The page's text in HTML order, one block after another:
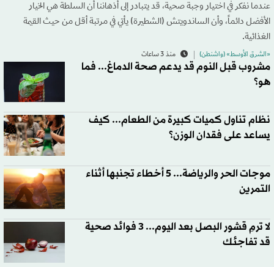
عندما نفكر في اختيار وجبة صحية، قد يتبادر إلى أذهاننا أن السلطة هي الخيار
الأفضل دائماً، وأن الساندويتش (الشطيرة) يأتي في مرتبة أقل من حيث القيمة
الغذائية.
«الشرق الأوسط» (واشنطن) منذ 3 ساعات
مشروب قبل النوم قد يدعم صحة الدماغ... فما
هو؟
نظام تناول كميات كبيرة من الطعام... كيف
يساعد على فقدان الوزن؟
موجات الحر والرياضة... 5 أخطاء تجنبها أثناء
التمرين
لا ترمِ قشور البصل بعد اليوم... 3 فوائد صحية
قد تفاجئك